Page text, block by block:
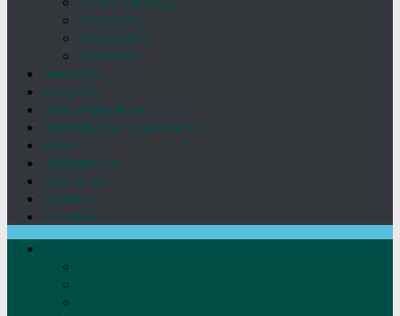
Контакты
Реквизиты
Решение
Новости
Проекты
Дом Игумновых
Лебедянские художники
Фото
Лебедянцы
СМИ о нас
Земляки
Отзывы